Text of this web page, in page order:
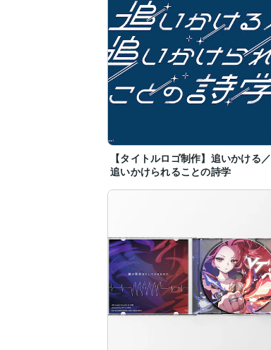
【タイトルロゴ制作】追いかける／
追いかけられることの詩学